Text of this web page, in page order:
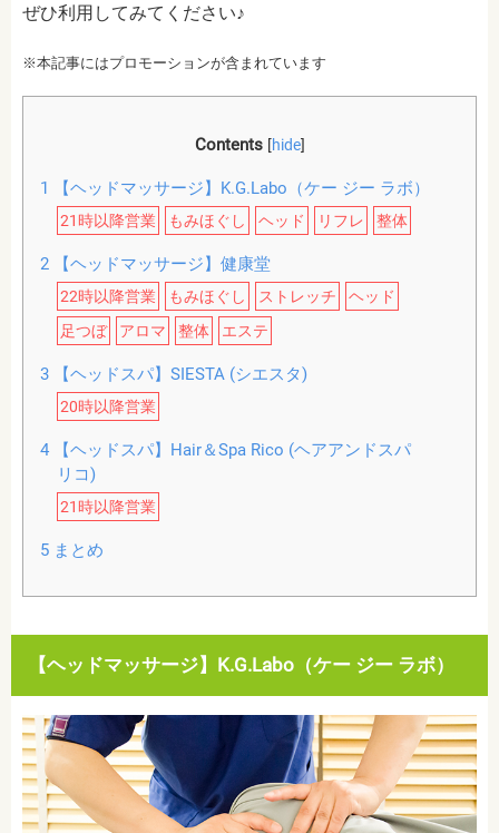
ぜひ利用してみてください♪
※本記事にはプロモーションが含まれています
Contents [hide]
1 【ヘッドマッサージ】K.G.Labo（ケー ジー ラボ）
21時以降営業 もみほぐし ヘッド リフレ 整体
2【ヘッドマッサージ】健康堂
22時以降営業 もみほぐし ストレッチ
ヘッド
足つぼ
アロマ 整体 エステ
3【ヘッドスパ】SIESTA (シエスタ)
20時以降営業
4【ヘッドスパ】Hair＆Spa Rico (ヘアアンドスパ
リコ)
21時以降営業
5まとめ
【ヘッドマッサージ】K.G.Labo（ケー ジー ラボ）